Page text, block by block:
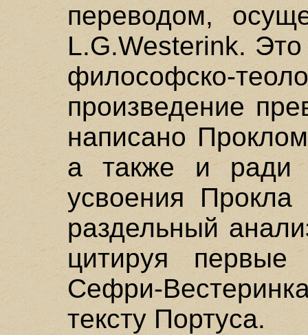
переводом,
L.G.Westerink.
философско-
произведение
написано
а также и ради
усвоения
раздельный
цитируя
Сефри-
тексту Портуса.